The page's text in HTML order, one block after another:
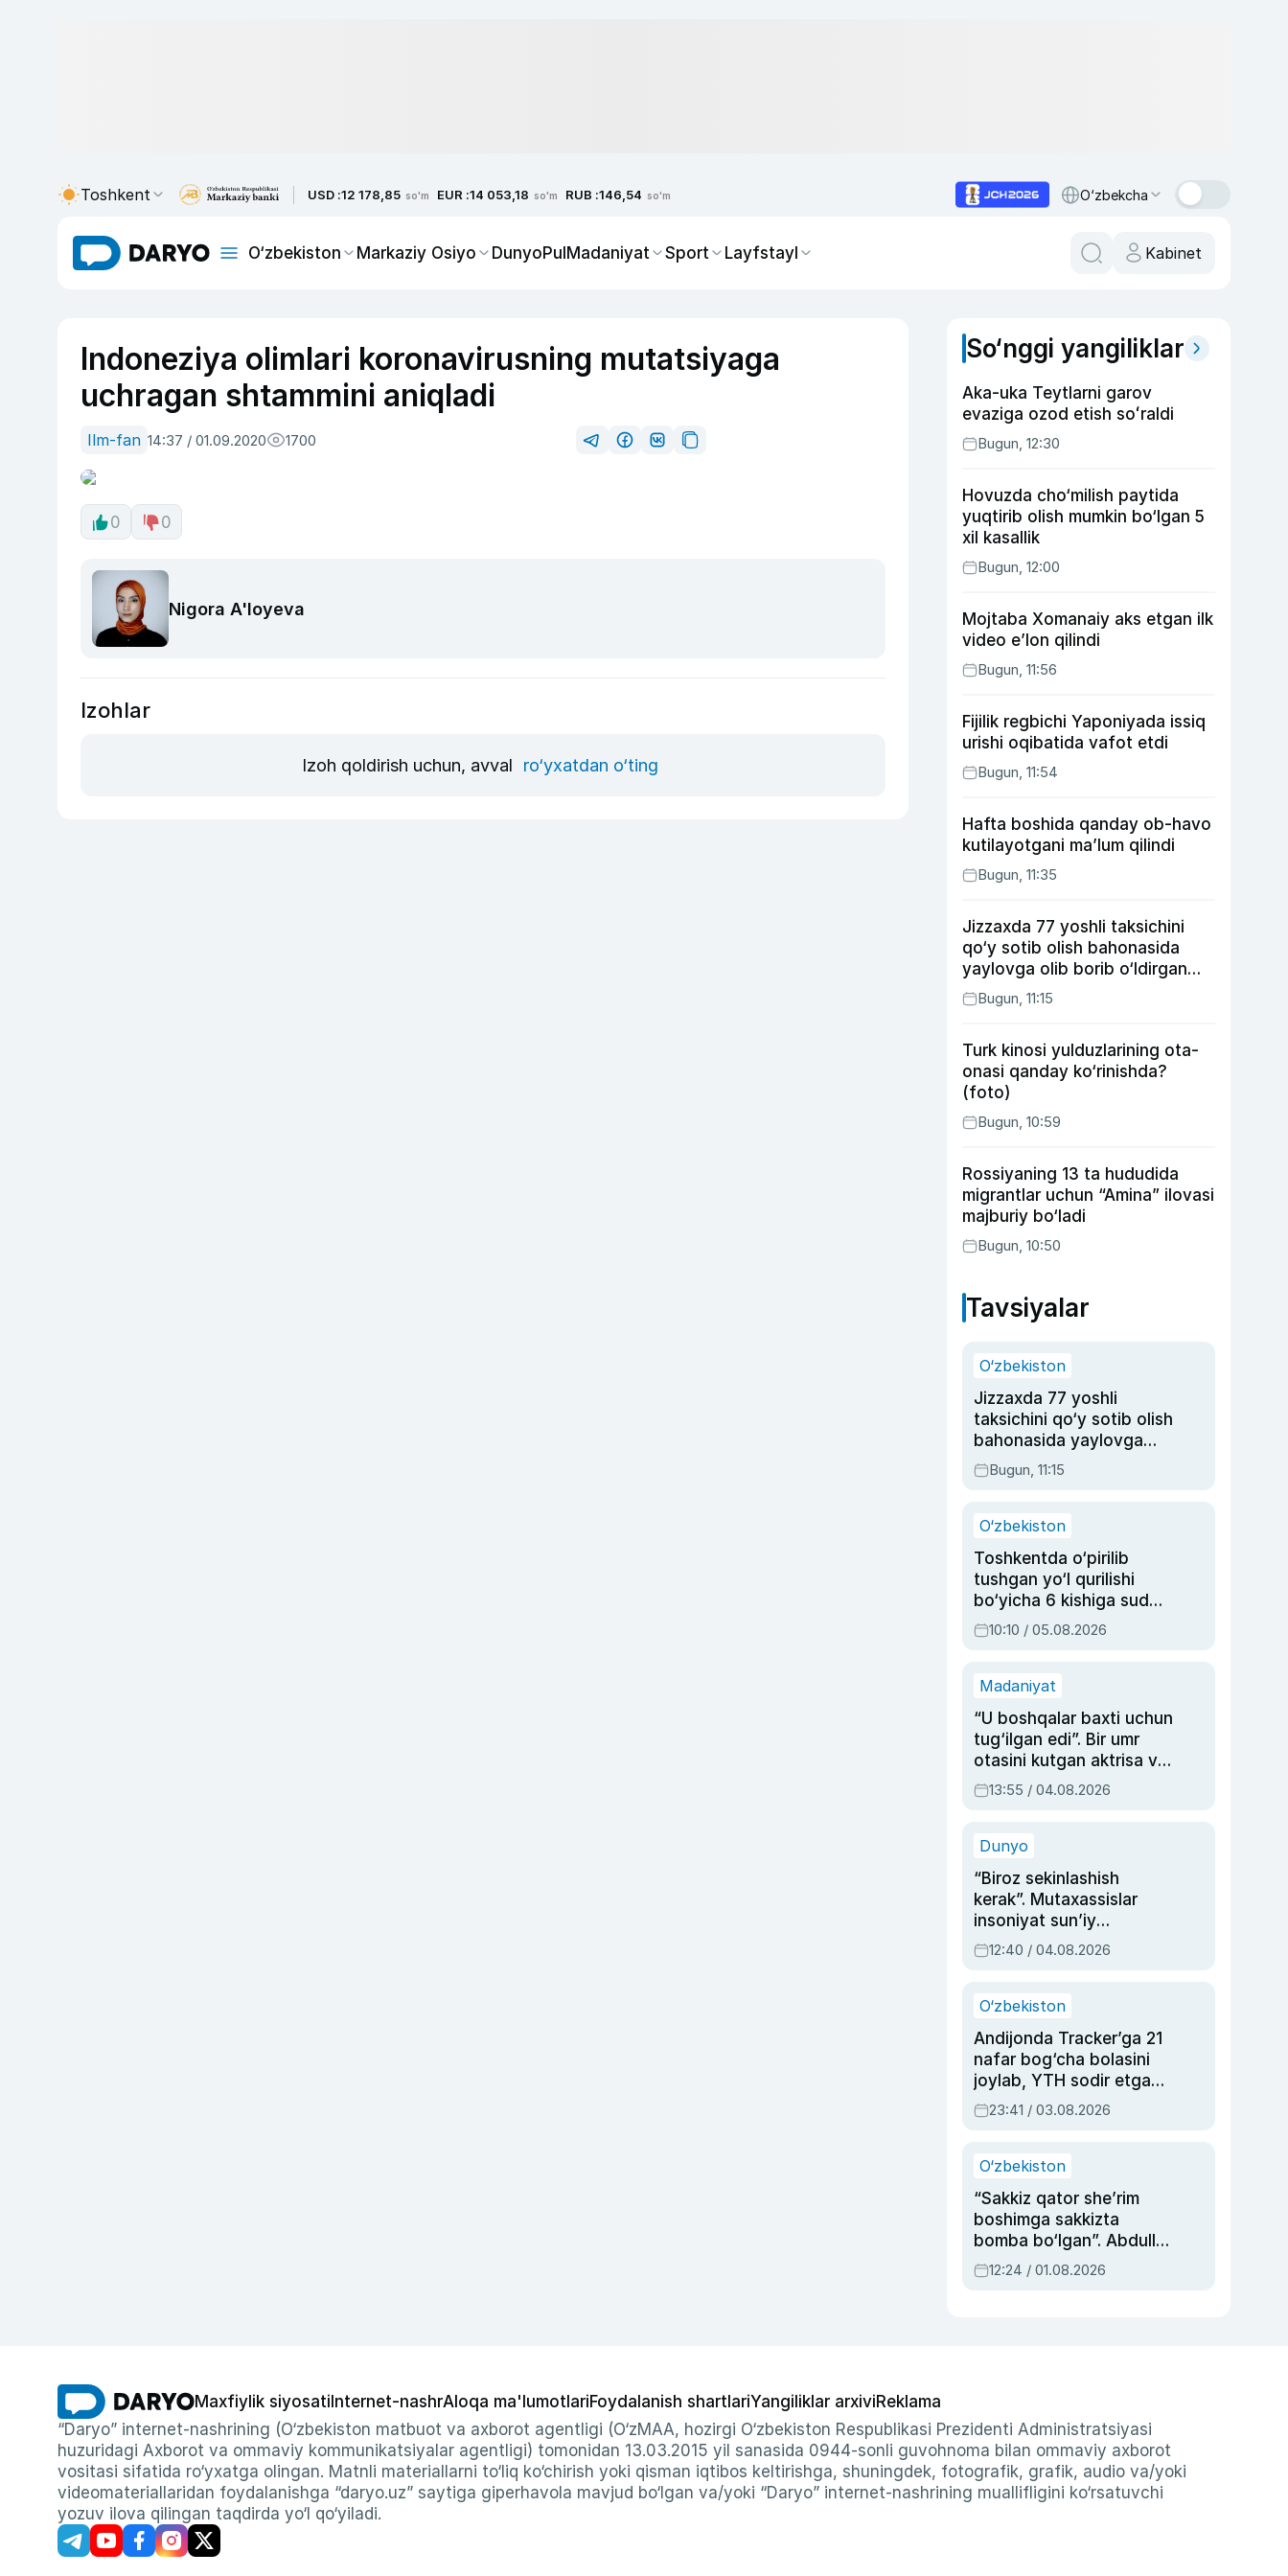
Toshkent USD :12 178,85 so'm EUR :14 053,18 so'm RUB :146,54 so'm O‘zbekcha
O‘zbekiston Markaziy Osiyo DunyoPulMadaniyat Sport Layfstayl Kabinet
Indoneziya olimlari koronavirusning mutatsiyaga
uchragan shtammini aniqladi
Ilm-fan 14:37 / 01.09.2020 1700
0 0
Nigora A'loyeva
Izohlar
Izoh qoldirish uchun, avval ro‘yxatdan o‘ting
So‘nggi yangiliklar
Aka-uka Teytlarni garov
evaziga ozod etish soʻraldi
Bugun, 12:30
Hovuzda cho‘milish paytida
yuqtirib olish mumkin bo‘lgan 5
xil kasallik
Bugun, 12:00
Mojtaba Xomanaiy aks etgan ilk
video e’lon qilindi
Bugun, 11:56
Fijilik regbichi Yaponiyada issiq
urishi oqibatida vafot etdi
Bugun, 11:54
Hafta boshida qanday ob-havo
kutilayotgani ma’lum qilindi
Bugun, 11:35
Jizzaxda 77 yoshli taksichini
qo‘y sotib olish bahonasida
yaylovga olib borib o‘ldirgan
yigit 20 yilga qamaldi
Bugun, 11:15
Turk kinosi yulduzlarining ota-
onasi qanday ko‘rinishda?
(foto)
Bugun, 10:59
Rossiyaning 13 ta hududida
migrantlar uchun “Amina” ilovasi
majburiy bo‘ladi
Bugun, 10:50
Tavsiyalar
O‘zbekiston
Jizzaxda 77 yoshli
taksichini qo‘y sotib olish
bahonasida yaylovga
olib borib o‘ldirgan yigit
20 yilga qamaldi
Bugun, 11:15
O‘zbekiston
Toshkentda o‘pirilib
tushgan yo‘l qurilishi
bo‘yicha 6 kishiga sud
hukmi o‘qildi
10:10 / 05.08.2026
Madaniyat
“U boshqalar baxti uchun
tug‘ilgan edi”. Bir umr
otasini kutgan aktrisa va
dublyaj ustasi Rimma
Ahmedovaning
13:55 / 04.08.2026
Dunyo
“Biroz sekinlashish
kerak”. Mutaxassislar
insoniyat sun’iy
intellektni boshqara
olmay qolishidan xavotir
12:40 / 04.08.2026
O‘zbekiston
Andijonda Tracker’ga 21
nafar bog‘cha bolasini
joylab, YTH sodir etgan
ayolga sud hukmi o‘qildi
23:41 / 03.08.2026
O‘zbekiston
“Sakkiz qator she’rim
boshimga sakkizta
bomba bo‘lgan”. Abdulla
Oripovni siyosiy
ayblovlardan asrab
12:24 / 01.08.2026
Maxfiylik siyosati Internet-nashrAloqa ma'lumotlariFoydalanish shartlariYangiliklar arxiviReklama
“Daryo” internet-nashrining (O‘zbekiston matbuot va axborot agentligi (O‘zMAA, hozirgi O‘zbekiston Respublikasi Prezidenti Administratsiyasi
huzuridagi Axborot va ommaviy kommunikatsiyalar agentligi) tomonidan 13.03.2015 yil sanasida 0944-sonli guvohnoma bilan ommaviy axborot
vositasi sifatida ro‘yxatga olingan. Matnli materiallarni to‘liq ko‘chirish yoki qisman iqtibos keltirishga, shuningdek, fotografik, grafik, audio va/yoki
videomateriallaridan foydalanishga “daryo.uz” saytiga giperhavola mavjud bo‘lgan va/yoki “Daryo” internet-nashrining muallifligini ko‘rsatuvchi
yozuv ilova qilingan taqdirda yo‘l qo‘yiladi.